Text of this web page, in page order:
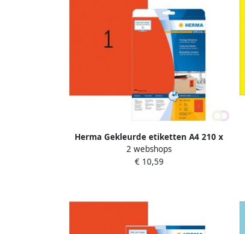
Herma Gekleurde etiketten A4 210 x
297 mm rood verwijderbaar
2 webshops
€ 10,59